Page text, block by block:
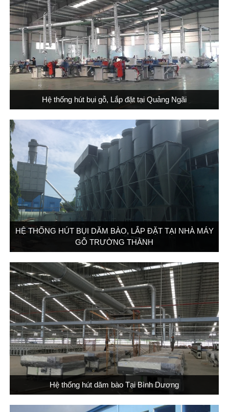
Hệ thống hút bụi gỗ, Lắp đặt tại Quảng Ngãi
HỆ THỐNG HÚT BỤI DĂM BÀO, LẮP ĐẶT TẠI NHÀ MÁY
GỖ TRƯỜNG THÀNH
Hệ thống hút dăm bào Tại Bình Dương